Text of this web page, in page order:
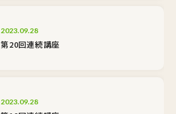
2023.09.28
第20回連続講座
2023.09.28